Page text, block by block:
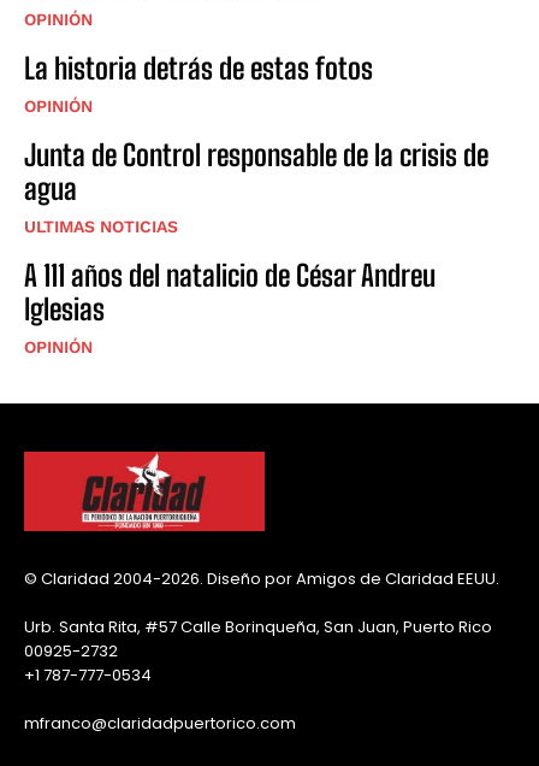
OPINIÓN
La historia detrás de estas fotos
OPINIÓN
Junta de Control responsable de la crisis de
agua
ULTIMAS NOTICIAS
A 111 años del natalicio de César Andreu
Iglesias
OPINIÓN
© Claridad 2004-2026. Diseño por Amigos de Claridad EEUU.
Urb. Santa Rita, #57 Calle Borinqueña, San Juan, Puerto Rico
00925-2732
+1 787-777-0534
mfranco@claridadpuertorico.com